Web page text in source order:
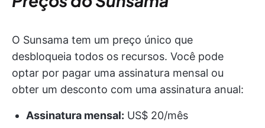
O Sunsama tem um preço único que
desbloqueia todos os recursos. Você pode
optar por pagar uma assinatura mensal ou
obter um desconto com uma assinatura anual:
Assinatura mensal: US$ 20/mês